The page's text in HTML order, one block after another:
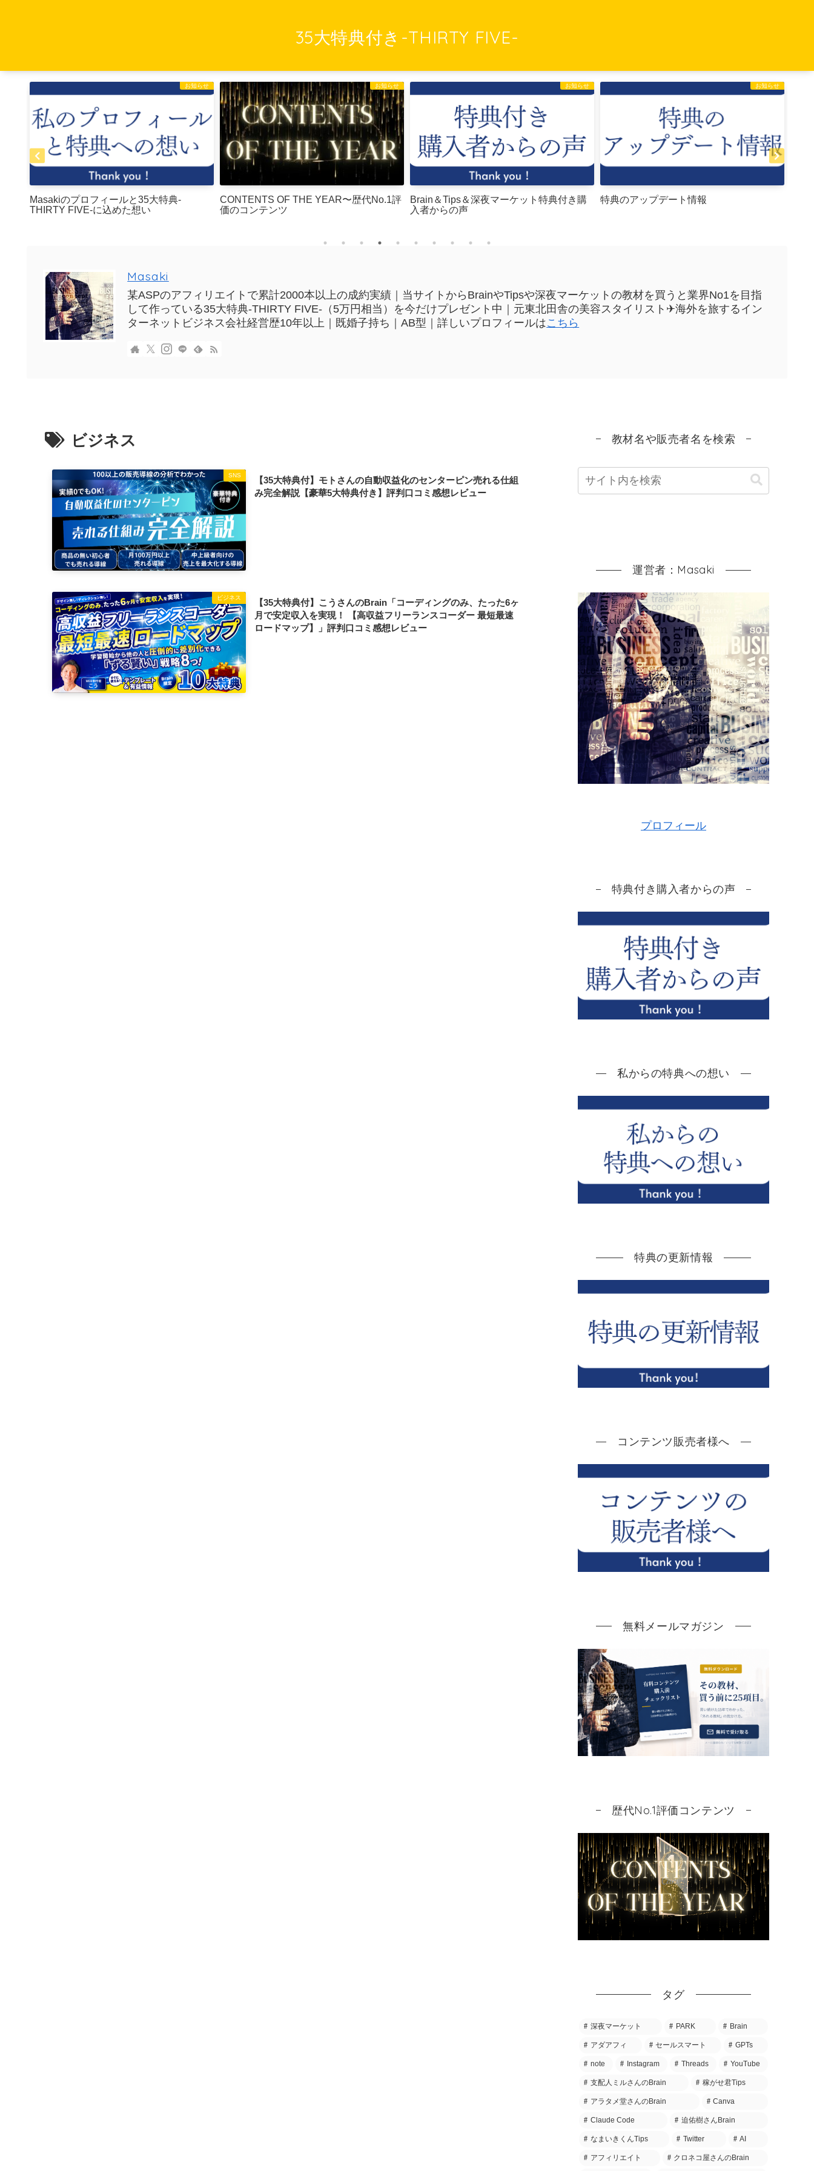
35大特典付き-THIRTY FIVE-
お知らせ
Masakiのプロフィールと35大特典-
THIRTY FIVE-に込めた想い
お知らせ
CONTENTS OF THE YEAR〜歴代No.1評
価のコンテンツ
お知らせ
Brain＆Tips＆深夜マーケット特典付き購
入者からの声
お知らせ
特典のアップデート情報
Masaki
某ASPのアフィリエイトで累計2000本以上の成約実績｜当サイトからBrainやTipsや深夜マーケットの教材を買うと業界No1を目指
して作っている35大特典-THIRTY FIVE-（5万円相当）を今だけプレゼント中｜元東北田舎の美容スタイリスト✈海外を旅するイン
ターネットビジネス会社経営歴10年以上｜既婚子持ち｜AB型｜詳しいプロフィールはこちら
ビジネス
SNS
【35大特典付】モトさんの自動収益化のセンターピン売れる仕組
み完全解説【豪華5大特典付き】評判口コミ感想レビュー
ビジネス
【35大特典付】こうさんのBrain「コーディングのみ、たった6ヶ
月で安定収入を実現！ 【高収益フリーランスコーダー 最短最速
ロードマップ】」評判口コミ感想レビュー
教材名や販売者名を検索
運営者：Masaki
プロフィール
特典付き購入者からの声
私からの特典への想い
特典の更新情報
コンテンツ販売者様へ
無料メールマガジン
歴代No.1評価コンテンツ
タグ
深夜マーケット PARK Brain
アダアフィ セールスマート GPTs
note Instagram Threads YouTube
支配人ミルさんのBrain 稼がせ君Tips
アラタメ堂さんのBrain Canva
Claude Code 迫佑樹さんBrain
なまいきくんTips Twitter AI
アフィリエイト クロネコ屋さんのBrain